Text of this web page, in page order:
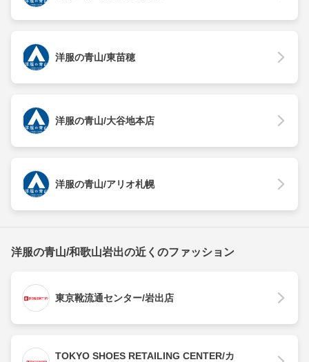
洋服の青山/東苗穂
洋服の青山/大谷地本店
洋服の青山/アリオ札幌
洋服の青山/和歌山岩出の近くのファッション
東京靴流通センター/岩出店
TOKYO SHOES RETAILING CENTER/カ